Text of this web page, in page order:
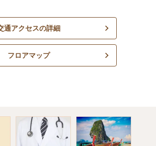
通アクセスの詳細
フロアマップ